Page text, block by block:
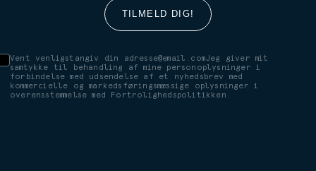
Vent venligstangiv din adresse@email.comJeg giver mit
samtykke til behandling af mine personoplysninger i
forbindelse med udsendelse af et nyhedsbrev med
kommercielle og markedsføringsmæssige oplysninger i
overensstemmelse med Fortrolighedspolitikken.